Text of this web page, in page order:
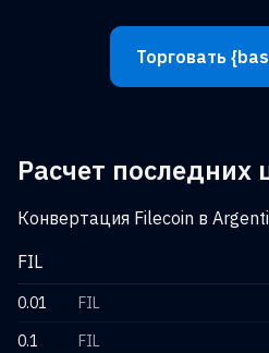
Торговать
Расчет последних
Конвертация Filecoin в
FIL
0.01 FIL
0.1
FIL